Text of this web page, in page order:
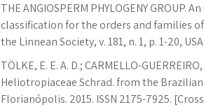
THE ANGIOSPERM PHYLOGENY
classification for the orders and families
the Linnean Society, v. 181, n. 1, p. 1-20,
TÖLKE, E. E. A. D.; CARMELLO-
Heliotropiaceae Schrad. from the Brazilian
Florianópolis. 2015. ISSN 2175-7925.